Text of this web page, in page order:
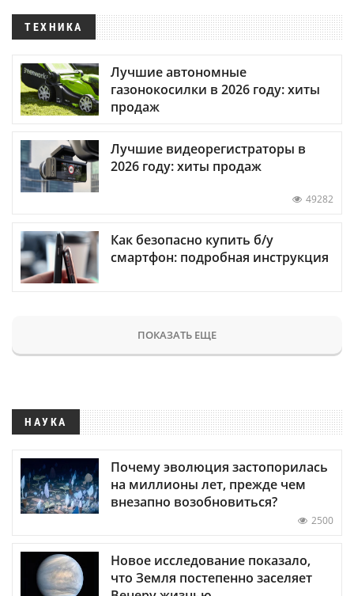
ТЕХНИКА
Лучшие автономные
газонокосилки в 2026 году: хиты
продаж
Лучшие видеорегистраторы в
2026 году: хиты продаж
49282
Как безопасно купить б/у
смартфон: подробная инструкция
ПОКАЗАТЬ ЕЩЕ
НАУКА
Почему эволюция застопорилась
на миллионы лет, прежде чем
внезапно возобновиться?
2500
Новое исследование показало,
что Земля постепенно заселяет